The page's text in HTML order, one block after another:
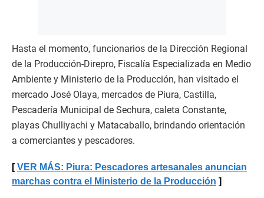
Hasta el momento, funcionarios de la Dirección Regional
de la Producción-Direpro, Fiscalía Especializada en Medio
Ambiente y Ministerio de la Producción, han visitado el
mercado José Olaya, mercados de Piura, Castilla,
Pescadería Municipal de Sechura, caleta Constante,
playas Chulliyachi y Matacaballo, brindando orientación
a comerciantes y pescadores.
VER MÁS: Piura: Pescadores artesanales anuncian
marchas contra el Ministerio de la Producción